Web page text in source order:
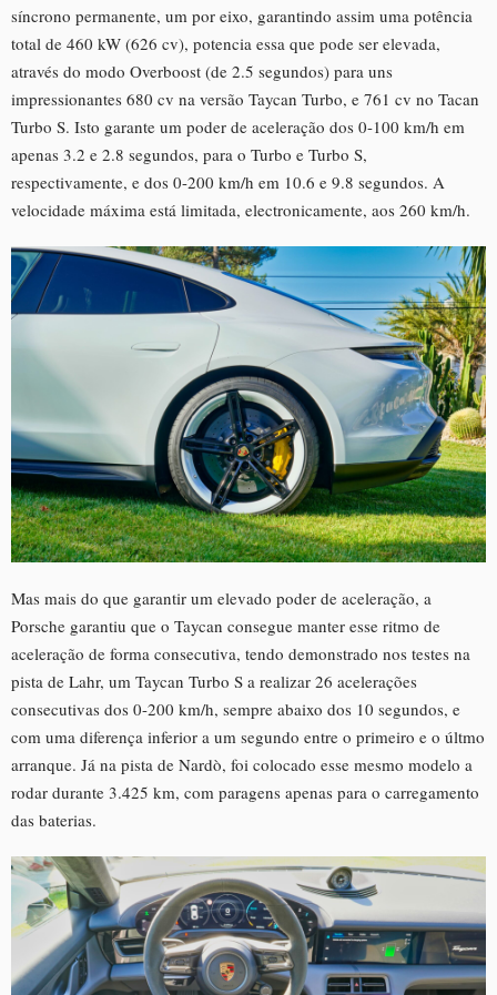
síncrono permanente, um por eixo, garantindo assim uma potência
total de 460 kW (626 cv), potencia essa que pode ser elevada,
através do modo Overboost (de 2.5 segundos) para uns
impressionantes 680 cv na versão Taycan Turbo, e 761 cv no Tacan
Turbo S. Isto garante um poder de aceleração dos 0-100 km/h em
apenas 3.2 e 2.8 segundos, para o Turbo e Turbo S,
respectivamente, e dos 0-200 km/h em 10.6 e 9.8 segundos. A
velocidade máxima está limitada, electronicamente, aos 260 km/h.
Mas mais do que garantir um elevado poder de aceleração, a
Porsche garantiu que o Taycan consegue manter esse ritmo de
aceleração de forma consecutiva, tendo demonstrado nos testes na
pista de Lahr, um Taycan Turbo S a realizar 26 acelerações
consecutivas dos 0-200 km/h, sempre abaixo dos 10 segundos, e
com uma diferença inferior a um segundo entre o primeiro e o últmo
arranque. Já na pista de Nardò, foi colocado esse mesmo modelo a
rodar durante 3.425 km, com paragens apenas para o carregamento
das baterias.